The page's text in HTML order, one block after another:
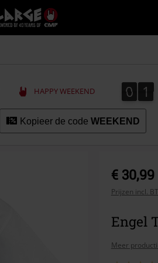
Large
–
Muziek-,
+
kleding
HAPPY WEEKEND 0
0 1
1
Kopieer de code WEEKEND
€ 30,99
Prijzen incl.
Engel
Meer